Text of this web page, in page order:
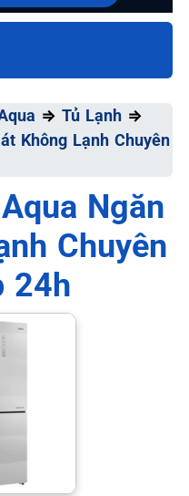
HÀNH AQUA
Tối Thiểu - Dịch Vụ Tối
⇒ Tủ Lạnh ⇒
Không Lạnh Chuyên
Ngăn
Chuyên
24h